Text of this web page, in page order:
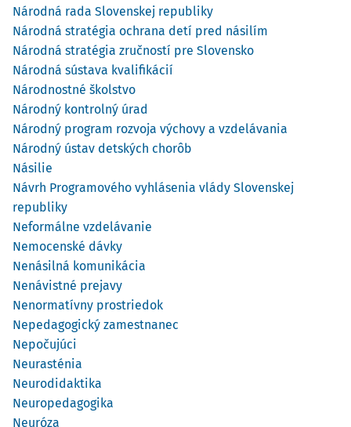
Národná rada Slovenskej republiky
Národná stratégia ochrana detí pred násilím
Národná stratégia zručností pre Slovensko
Národná sústava kvalifikácií
Národnostné školstvo
Národný kontrolný úrad
Národný program rozvoja výchovy a vzdelávania
Národný ústav detských chorôb
Násilie
Návrh Programového vyhlásenia vlády Slovenskej
republiky
Neformálne vzdelávanie
Nemocenské dávky
Nenásilná komunikácia
Nenávistné prejavy
Nenormatívny prostriedok
Nepedagogický zamestnanec
Nepočujúci
Neurasténia
Neurodidaktika
Neuropedagogika
Neuróza